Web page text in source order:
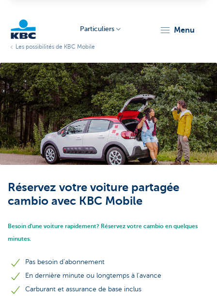
Particuliers menu
Les possibilités de KBC Mobile
Réservez votre voiture partagée
cambio avec KBC Mobile
Besoin d'une voiture rapidement? Réservez votre cambio en quelques
minutes.
Pas besoin d'abonnement
En dernière minute ou longtemps à l'avance
Carburant et assurance de base inclus